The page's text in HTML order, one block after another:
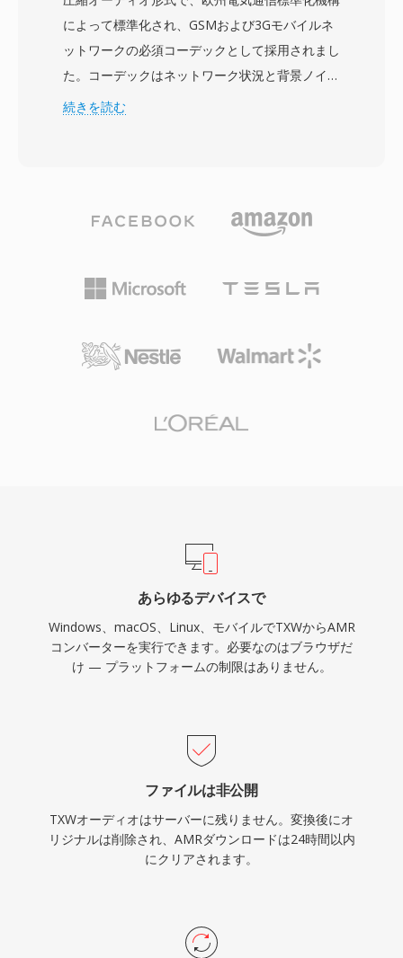
ームでわずかにグリッティなキャラクターを付与
することで知られる独特の音色テクスチャから、
電子音楽家の間で熱心なファンを獲得しました。
形式はループポイントデータとチューニングメタ
データを保持し、ハードウェア内でのサスティン
SoXオーディオツールキットでWAVやAIFFなどの
現代的な形式に変換できます。ビンテージシンセ
って、TXWは重要なアーカイブ形式として残っ
によって標準化され、GSMおよび3Gモバイルネ
ットワークの必須コーデックとして採用されまし
た。コーデックはネットワーク状況と背景ノイズ
レベルに応じて、4.75から12.2 kbpsまでの8つの
仕様で定義されており、数十億回のモバイル通話
コーデックの一つです。主な利点は圧縮効率です
— 12.2 kbpsでのAMRオーディオ1分間はわずか
のボイスメモ、ボイスメール、MMSに実用的で
無音時の伝送を削減します。AMRはその狭い帯
続きを読む
あらゆるデバイスで
Windows、macOS、Linux、モバイルでTXWからAMR
コンバーターを実行できます。必要なのはブラウザだ
け — プラットフォームの制限はありません。
ファイルは非公開
TXWオーディオはサーバーに残りません。変換後にオ
リジナルは削除され、AMRダウンロードは24時間以内
にクリアされます。